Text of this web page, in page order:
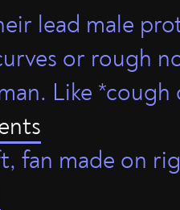
lead male
or rough
Like *cough
fan made on